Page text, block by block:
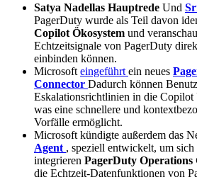
Satya Nadellas Hauptrede Und
PagerDuty wurde als Teil davon
Copilot Ökosystem und
Echtzeitsignale von PagerDuty
einbinden können.
Microsoft eingeführt ein neues
Connector Dadurch können
Eskalationsrichtlinien in die Copilot
was eine schnellere und
Vorfälle ermöglicht.
Microsoft kündigte außerdem das
Agent , speziell entwickelt, um sich
integrieren PagerDuty Operations
die Echtzeit-Datenfunktionen von